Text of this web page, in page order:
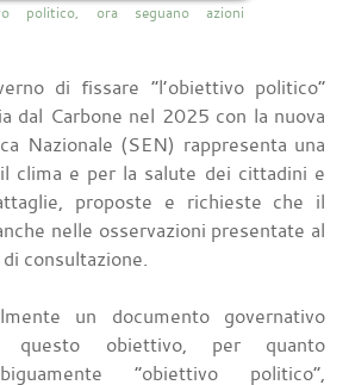
politico, ora seguano azioni
di fissare “l’obiettivo politico”
dal Carbone nel 2025 con la nuova
Nazionale (SEN) rappresenta una
clima e per la salute dei cittadini e
proposte e richieste che il
nelle osservazioni presentate al
consultazione.
un documento governativo
questo obiettivo, per quanto
“obiettivo politico”,